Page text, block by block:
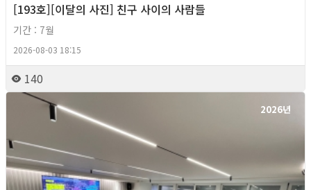
[193호][이달의 사진] 친구 사이의 사람들
기간 : 7월
2026-08-03 18:15
140
2026년